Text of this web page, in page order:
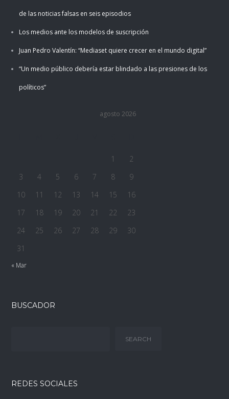
de las noticias falsas en seis episodios
Los medios ante los modelos de suscripción
Juan Pedro Valentín: “Mediaset quiere crecer en el mundo digital”
“Un medio público debería estar blindado a las presiones de los
políticos”
agosto 2026
1
2
3
4 5 6 7 8
9
10
11 12 13 14 15
16
17
18 19 20 21 22
23
24
25 26 27 28 29
30
31
« Mar
BUSCADOR
REDES SOCIALES